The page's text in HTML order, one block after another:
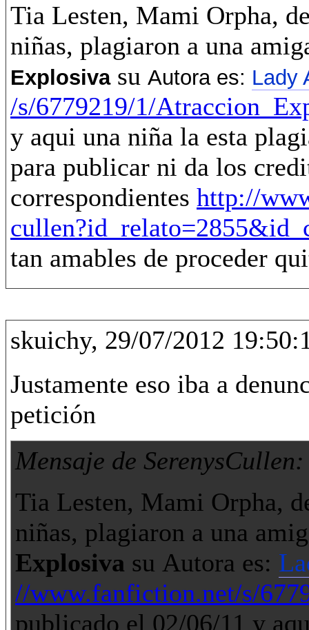
Tia Lesten, Mami Orpha,
niñas, plagiaron a una
Explosivasu Autora es: Lady
/s/6779219/1/
y aqui una niña la esta
para publicar ni da los
correspondientes http://
tan amables de proceder
skuichy, 29/07/2012
Justamente eso iba a
petición
Mensaje de SerenysCullen:
Tia Lesten, Mami Orpha,
niñas, plagiaron a una
Explosiva su Autora es:
//www.fanfiction.net/s/
publicado el 02/06/11 y